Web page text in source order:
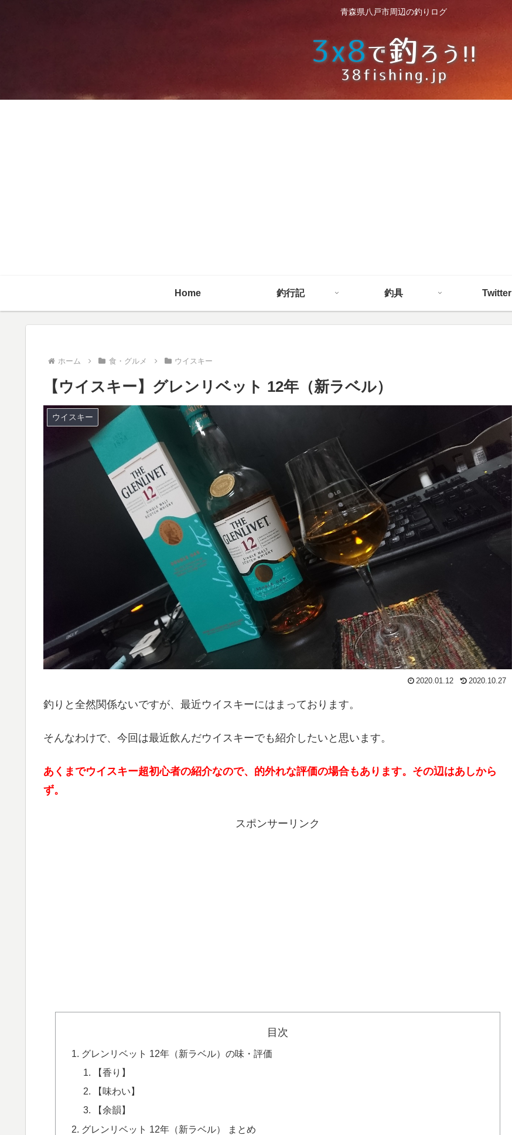
青森県八戸市周辺の釣りログ
Home 釣行記 釣具 Twitter
ホーム 食・グルメ ウイスキー
【ウイスキー】グレンリベット 12年（新ラベル）
ウイスキー
2020.01.12 2020.10.27
釣りと全然関係ないですが、最近ウイスキーにはまっております。
そんなわけで、今回は最近飲んだウイスキーでも紹介したいと思います。
あくまでウイスキー超初心者の紹介なので、的外れな評価の場合もあります。その辺はあしから
ず。
スポンサーリンク
目次
グレンリベット 12年（新ラベル）の味・評価
【香り】
【味わい】
【余韻】
グレンリベット 12年（新ラベル） まとめ